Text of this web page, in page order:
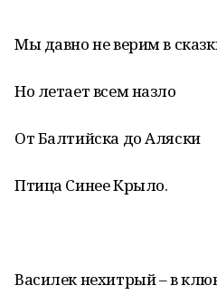
Мы давно не верим в
Но летает всем назло
От Балтийска до Аляски
Птица Синее Крыло.
Василек нехитрый – в